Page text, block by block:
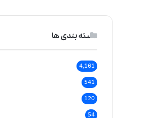
دسته بندی ها
4,161
541
120
54